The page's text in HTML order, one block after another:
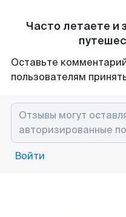
Часто летаете и
Оставьте
пользователям
Войти